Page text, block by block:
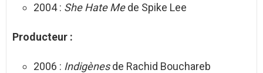
2004 : She Hate Mede Spike Lee
Producteur :
2006 : Indigènesde Rachid Bouchareb